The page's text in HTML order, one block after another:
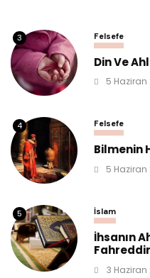
3 Felsefe
Din Ve
5 Haziran
4 Felsefe
Bilmenin
5 Haziran
5 İslam
İhsanın
3 Haziran